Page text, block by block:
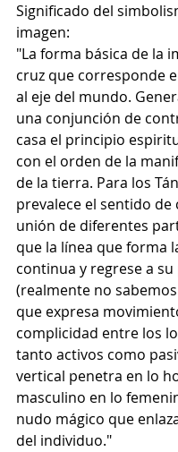
Significado del
imagen:
"La forma básica de la
cruz que corresponde
al eje del mundo.
una conjunción de
casa el principio
con el orden de la
de la tierra. Para los
prevalece el sentido
unión de diferentes
que la línea que forma
continua y regrese a
(realmente no
que expresa
complicidad entre los
tanto activos como
vertical penetra en lo
masculino en lo
nudo mágico que
del individuo."